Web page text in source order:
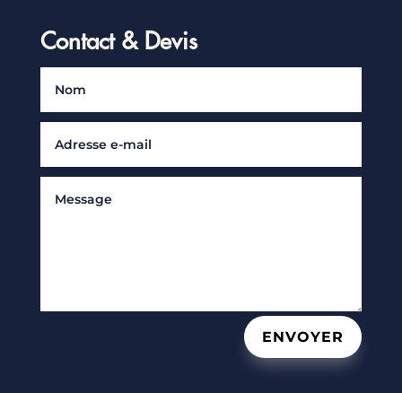
Contact & Devis
ENVOYER